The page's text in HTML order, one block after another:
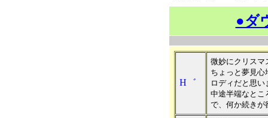
●ダ
H゛
微妙にクリスマ
ちょっと夢見心
ロディだと思い
中途半端なとこ
で、何か続きが